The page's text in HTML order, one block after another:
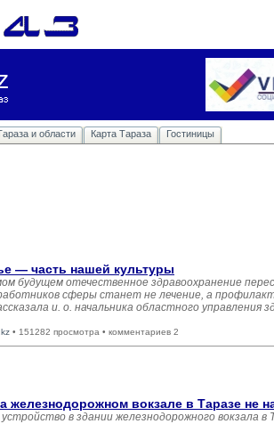
и области Карта Тараза Гостиницы
— часть нашей культуры
будущем отечественное здравоохранение
сферы станет не лечение, а
и. о. начальника областного управления
• 151282 просмотра • комментариев 2
железнодорожном вокзале в Таразе не
в здании железнодорожного вокзала в